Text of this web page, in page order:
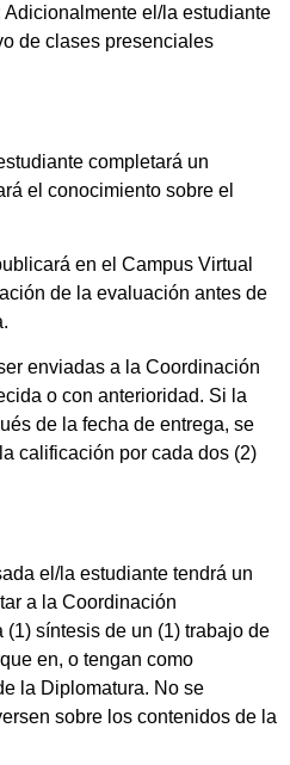
el/la estudiante
de clases presenciales
completará un
el conocimiento sobre el
en el Campus Virtual
de la evaluación antes de
enviadas a la Coordinación
o con anterioridad. Si la
de la fecha de entrega, se
calificación por cada dos (2)
el/la estudiante tendrá un
a la Coordinación
síntesis de un (1) trabajo de
en, o tengan como
la Diplomatura. No se
sobre los contenidos de la